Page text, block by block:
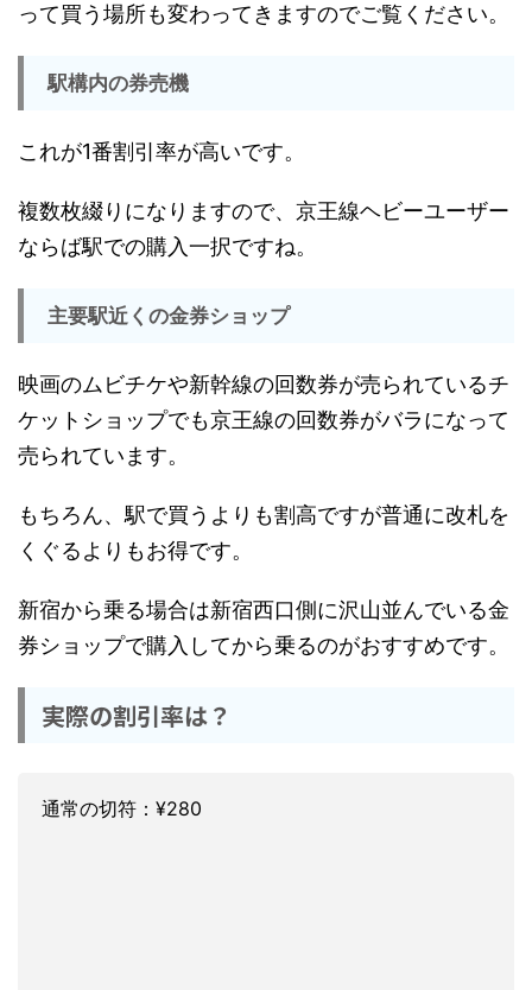
って買う場所も変わってきますのでご覧ください。
駅構内の券売機
これが1番割引率が高いです。
複数枚綴りになりますので、京王線ヘビーユーザー
ならば駅での購入一択ですね。
主要駅近くの金券ショップ
映画のムビチケや新幹線の回数券が売られているチ
ケットショップでも京王線の回数券がバラになって
売られています。
もちろん、駅で買うよりも割高ですが普通に改札を
くぐるよりもお得です。
新宿から乗る場合は新宿西口側に沢山並んでいる金
券ショップで購入してから乗るのがおすすめです。
実際の割引率は？
通常の切符：¥280